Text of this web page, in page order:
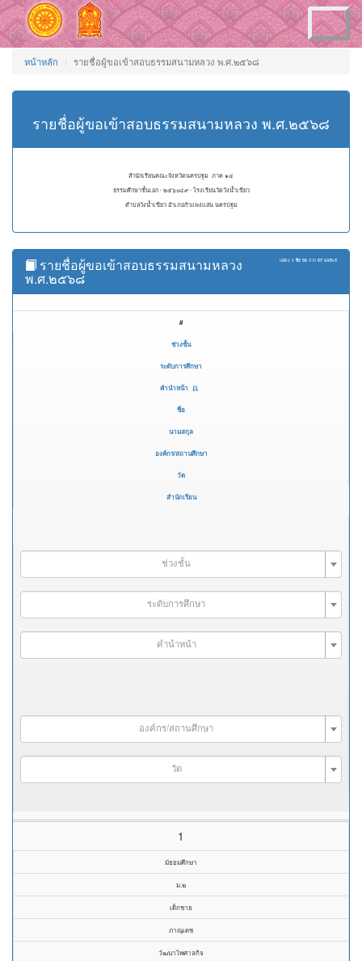
Toggle
navigation
หน้าหลัก รายชื่อผู้ขอเข้าสอบธรรมสนามหลวง พ.ศ.๒๕๖๘
รายชื่อผู้ขอเข้าสอบธรรมสนามหลวง พ.ศ.๒๕๖๘
สำนักเรียนคณะจังหวัดนครปฐม ภาค ๑๔
ธรรมศึกษาชั้นเอก - ๒๕๖๐๔๙ - โรงเรียนวัดวังน้ำเขียว
ตำบลวังน้ำเขียว อำเภอกำแพงแสน นครปฐม
แสดง 1 ถึง 50 จาก 57 ผลลัพธ์
รายชื่อผู้ขอเข้าสอบธรรมสนามหลวง
พ.ศ.๒๕๖๘
#
ช่วงชั้น
ระดับการศึกษา
คำนำหน้า
ชื่อ
นามสกุล
องค์กร/สถานศึกษา
วัด
สำนักเรียน
ช่วงชั้น
ระดับการศึกษา
คำนำหน้า
องค์กร/สถานศึกษา
วัด
1
มัธยมศึกษา
ม.๒
เด็กชาย
ภาณุเดช
วัฒนาไพศาลกิจ